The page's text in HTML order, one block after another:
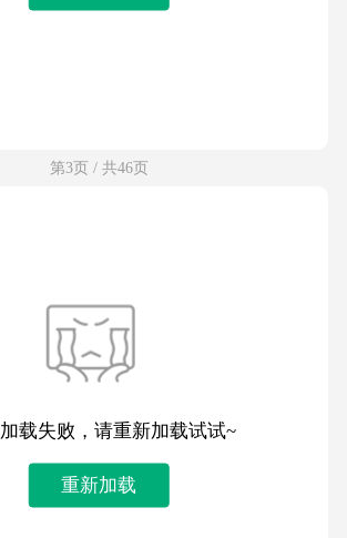
第3页 / 共46页
载失败，请重新加载试试~
重新加载